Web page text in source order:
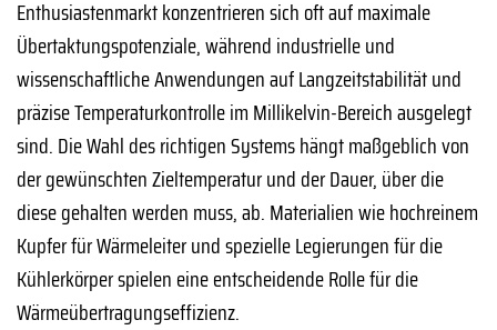
Enthusiastenmarkt konzentrieren sich oft auf maximale
Übertaktungspotenziale, während industrielle und
wissenschaftliche Anwendungen auf Langzeitstabilität und
präzise Temperaturkontrolle im Millikelvin-Bereich ausgelegt
sind. Die Wahl des richtigen Systems hängt maßgeblich von
der gewünschten Zieltemperatur und der Dauer, über die
diese gehalten werden muss, ab. Materialien wie hochreinem
Kupfer für Wärmeleiter und spezielle Legierungen für die
Kühlerkörper spielen eine entscheidende Rolle für die
Wärmeübertragungseffizienz.